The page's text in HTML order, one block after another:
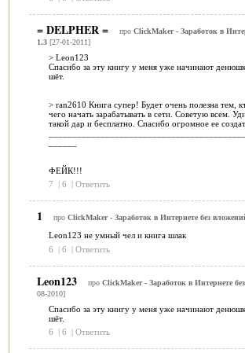
= DELPHER = про ClickMaker - Заработок в
1.3[27-01-2011]
> Leon123
Спасибо за эту книгу у меня уже начинают
шёт.
> ran2610 Книга супер! Будет очень полезна тем,
чего начать зарабатывать в сети. Советую всем.
такой дар и бесплатно. Спасибо огромное ее
ФЕЙК!!!
7
| 6 | Ответить
1 про ClickMaker - Заработок в Интернете без
Leon123 не умный чел и книга шлак
6
| 6 | Ответить
Leon123 про ClickMaker - Заработок в Интернете
08-2010]
Спасибо за эту книгу у меня уже начинают
шёт.
6
| 6 | Ответить